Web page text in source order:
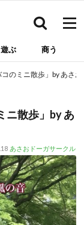
遊ぶ 商う
コのミニ散歩」by あさ
ニ散歩」by あ
あさおドーガサークル